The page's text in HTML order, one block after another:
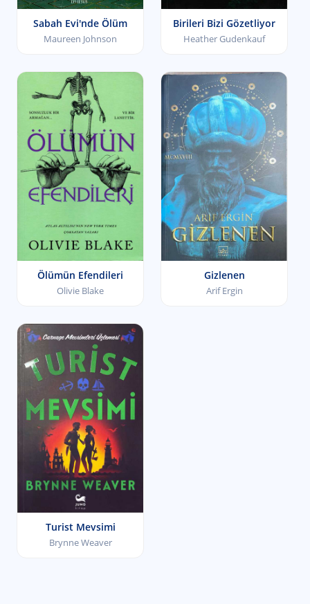
Sabah Evi'nde Ölüm
Maureen Johnson
Birileri Bizi Gözetliyor
Heather Gudenkauf
Ölümün Efendileri
Olivie Blake
Gizlenen
Arif Ergin
Turist Mevsimi
Brynne Weaver